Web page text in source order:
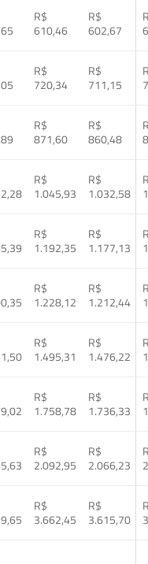
R$
610,46
R$
602,67
R$
720,34
R$
711,15
R$
871,60
R$
860,48
R$
1.045,93
R$
1.032,58
R$
1.192,35
R$
1.177,13
R$
1.228,12
R$
1.212,44
R$
1.495,31
R$
1.476,22
R$
1.758,78
R$
1.736,33
R$
2.092,95
R$
2.066,23
R$
3.662,45
R$
3.615,70